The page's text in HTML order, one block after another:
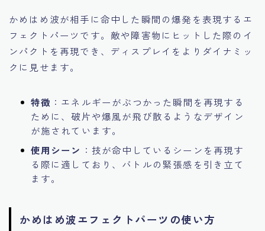
かめはめ波が相手に命中した瞬間の爆発を表現するエ
フェクトパーツです。敵や障害物にヒットした際のイ
ンパクトを再現でき、ディスプレイをよりダイナミッ
クに見せます。
特徴 ：エネルギーがぶつかった瞬間を再現する
ために、破片や爆風が飛び散るようなデザイン
が施されています。
使用シーン ：技が命中しているシーンを再現す
る際に適しており、バトルの緊張感を引き立て
ます。
かめはめ波エフェクトパーツの使い方